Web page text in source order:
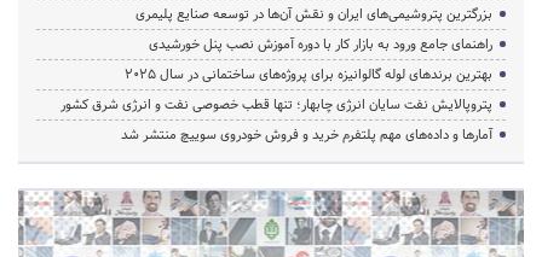
بزرگترین پتروشیمی‌های ایران و نقش آن‌ها در توسعه صنایع پلیمری
راهنمای جامع ورود به بازار کار با دوره آموزش نصب پنل خورشیدی
بهترین برندهای لوله گالوانیزه برای پروژه‌های ساختمانی در سال ۲۰۲۵
پتروپالایش نفت سایان انرژی چابهار؛ تنها قطب خصوصی نفت و انرژی شرق کشور
آمارها و داده‌های مهم پلتفرم خرید و فروش خودروی سوییچ منتشر شد